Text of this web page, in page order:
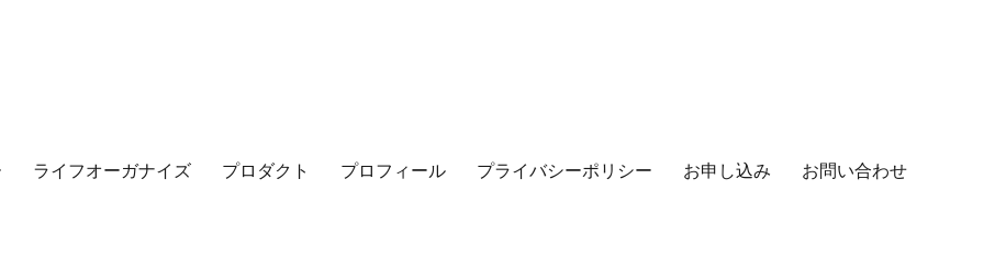
ライフオーガナイズ プロダクト プロフィール プライバシーポリシー お申し込み お問い合わせ